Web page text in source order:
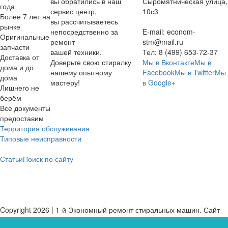
года
Более 7 лет на
рынке
Оригинальные
запчасти
Доставка от
дома и до
дома
Лишнего не
берём
Все документы
предоставим
сервис центр,
вы рассчитываетесь
непосредственно за
ремонт
вашей техники.
Доверьте свою стиралку
нашему опытному
мастеру!
10с3
E-mail: econom-
stm@mail.ru
Тел: 8 (499) 653-72-37
Мы в ВконтактеМы в
FacebookМы в TwitterМы
в Google+
Территория обслуживания
Типовые неисправности
СтатьиПоиск по сайту
Copyright 2026 | 1-й Экономный ремонт стиральных машин. Сайт
не является публичной офертой.Карта сайта Политика